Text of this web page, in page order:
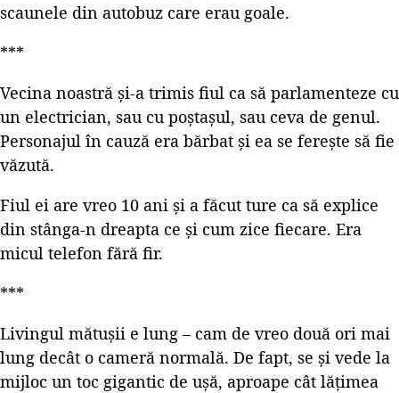
scaunele din autobuz care erau goale.
***
Vecina noastră și-a trimis fiul ca să parlamenteze cu
un electrician, sau cu poștașul, sau ceva de genul.
Personajul în cauză era bărbat și ea se ferește să fie
văzută.
Fiul ei are vreo 10 ani și a făcut ture ca să explice
din stânga-n dreapta ce și cum zice fiecare. Era
micul telefon fără fir.
***
Livingul mătușii e lung – cam de vreo două ori mai
lung decât o cameră normală. De fapt, se și vede la
mijloc un toc gigantic de ușă, aproape cât lățimea